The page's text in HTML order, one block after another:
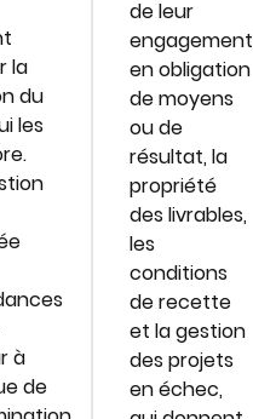
la
du
les
à
de
de leur
engagement
en obligation
de moyens
ou de
résultat, la
propriété
des livrables,
les
conditions
de recette
et la gestion
des projets
en échec,